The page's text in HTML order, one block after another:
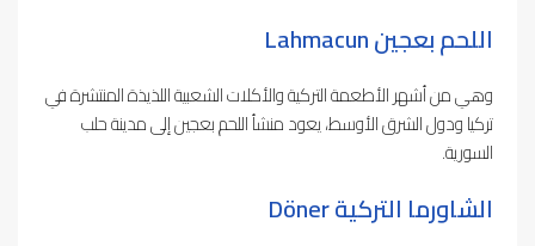
اللحم بعجين
وهي من أشهر الأطعمة التركية والأكلات الشعبية اللذيذة المنتشرة في
تركيا ودول الشرق الأوسط، يعود منشأ اللحم بعجين إلى مدينة حلب
السورية.
الشاورما التركية